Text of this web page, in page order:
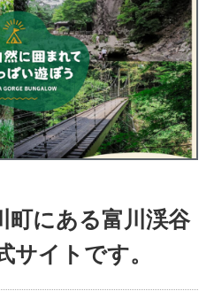
町にある富川渓谷
サイトです。